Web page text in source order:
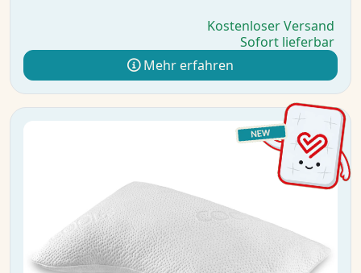
Kostenloser Versand
Sofort lieferbar
Mehr erfahren